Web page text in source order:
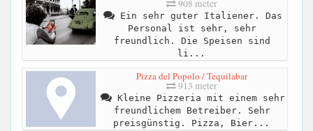
908 meter
Ein sehr guter Italiener. Das
Personal ist sehr, sehr
freundlich. Die Speisen sind
li...
Pizza del Popolo / Tequilabar
913 meter
Kleine Pizzeria mit einem sehr
freundlichem Betreiber. Sehr
preisgünstig. Pizza, Bier...